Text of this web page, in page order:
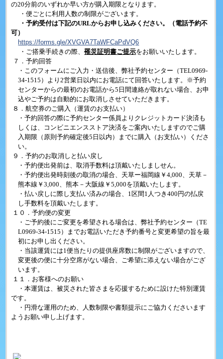
の20分前のいずれか早い方が購入期限となります。
・便ごとに利用人数の制限がございます。
・予約受付は下記のURLからお申し込みください。（電話予約不
可）
https://forms.gle/XVGVA7TaWFCaPdVQ6
・ご搭乗手続きの際、罹災証明書ご提示をお願いいたします。
７．予約回答
・このフォームにご入力・送信後、弊社予約センター（TEL0969-
34-1515 ）より2営業日以内にお電話にて回答いたします。※予約
センターからの最初のお電話から5 日間連絡が取れない場合、お申
込やご予約は自動的にお取消しさせていただきます。
８．航空券のご購入（運賃のお支払い）
・予約回答の際に予約センター係員よりクレジットカード決済も
しくは、コンビニエンスストア決済をご案内いたしますのでご購
入期限（原則予約確定後5 日以内）までに購入（お支払い）くださ
い。
９．予約のお取消しと払い戻し
・予約便出発前は、取消手数料は頂戴いたしましせん。
・予約便出発時刻後の取消の場合、天草ー福岡線￥4,000、天草－
熊本線￥3,000、熊本－大阪線￥5,000を頂戴いたします。
・払い戻しに際し支払い済みの場合、 1区間 1 人つき400 円の払戻
し手数料を頂戴いたします。
１０．予約便の変更
・ご予約後にご変更を希望される場合は、弊社予約センター（TE
L0969-34-1515 ）までお電話いただき予約番号と変更希望の旨を最
初にお申し出ください。
・当該運賃には1便当たりの提供座席数に制限がございますので、
変更後の便に十分空席がない場合、ご希望に添えない場合がござ
います。
１１．お客様へのお願い
・本運賃は、被災された皆さまを応援するために設けた特別運賃
です。
・円滑な運用のため、人数制限や書類提示にご協力くださいます
ようお願い申し上げます。